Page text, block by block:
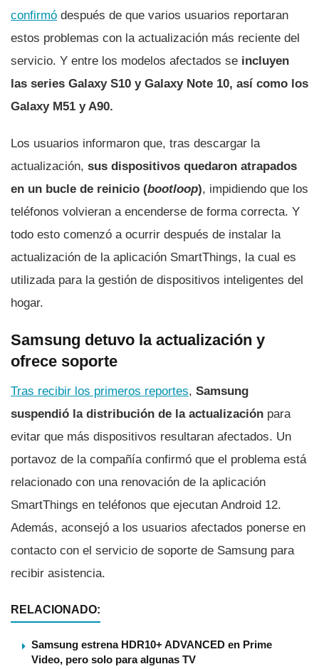
confirmó después de que varios usuarios reportaran
estos problemas con la actualización más reciente del
servicio. Y entre los modelos afectados se incluyen
las series Galaxy S10 y Galaxy Note 10, así como los
Galaxy M51 y A90.
Los usuarios informaron que, tras descargar la
actualización, sus dispositivos quedaron atrapados
en un bucle de reinicio (bootloop), impidiendo que los
teléfonos volvieran a encenderse de forma correcta. Y
todo esto comenzó a ocurrir después de instalar la
actualización de la aplicación SmartThings, la cual es
utilizada para la gestión de dispositivos inteligentes del
hogar.
Samsung detuvo la actualización y
ofrece soporte
Tras recibir los primeros reportes, Samsung
suspendió la distribución de la actualización para
evitar que más dispositivos resultaran afectados. Un
portavoz de la compañía confirmó que el problema está
relacionado con una renovación de la aplicación
SmartThings en teléfonos que ejecutan Android 12.
Además, aconsejó a los usuarios afectados ponerse en
contacto con el servicio de soporte de Samsung para
recibir asistencia.
RELACIONADO:
Samsung estrena HDR10+ ADVANCED en Prime
Video, pero solo para algunas TV